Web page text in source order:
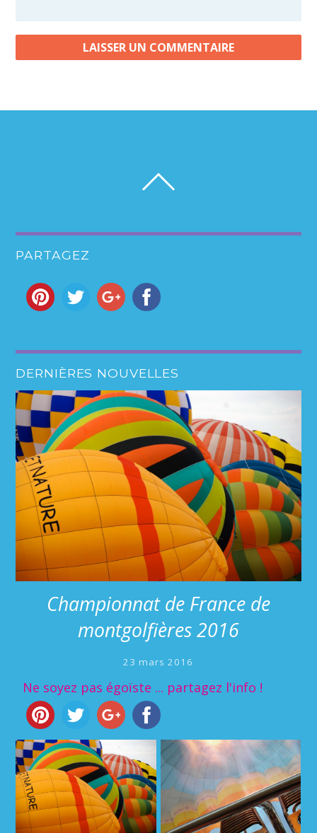
PARTAGEZ
DERNIÈRES NOUVELLES
Championnat de France de
montgolfières 2016
23 mars 2016
Ne soyez pas égoïste ... partagez l'info !